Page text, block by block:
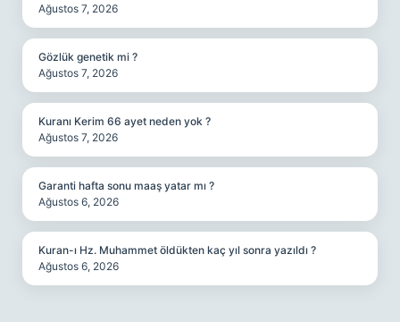
Ağustos 7, 2026
Gözlük genetik mi ?
Ağustos 7, 2026
Kuranı Kerim 66 ayet neden yok ?
Ağustos 7, 2026
Garanti hafta sonu maaş yatar mı ?
Ağustos 6, 2026
Kuran-ı Hz. Muhammet öldükten kaç yıl sonra yazıldı ?
Ağustos 6, 2026